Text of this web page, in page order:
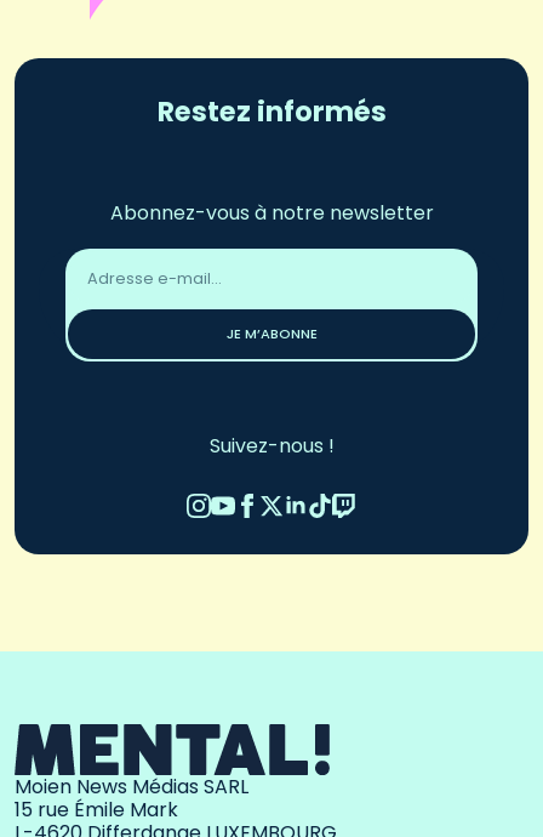
Restez informés
Abonnez-vous à notre newsletter
Adresse
email
JE M’ABONNE
Suivez-nous !
Moien News Médias SARL
15 rue Émile Mark